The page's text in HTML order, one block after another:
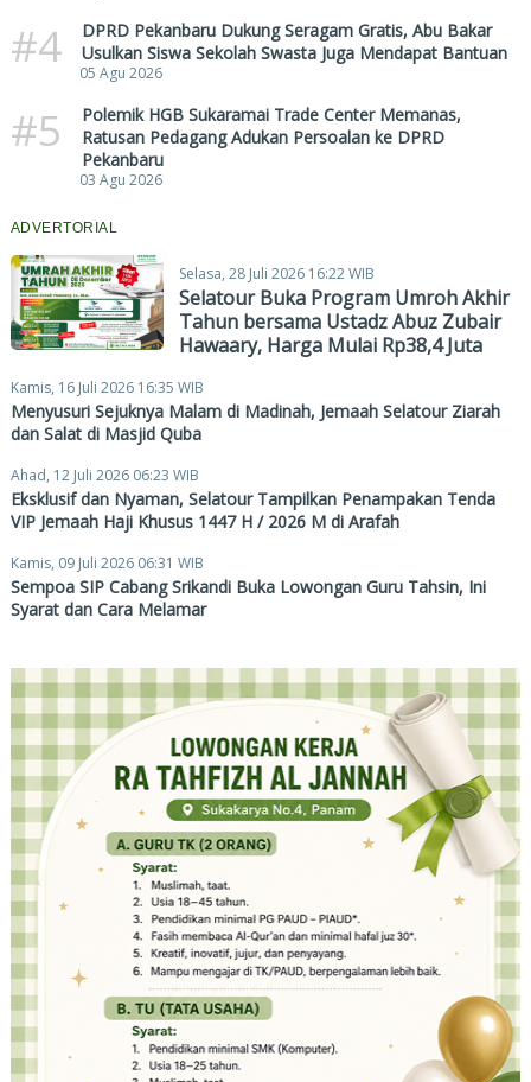
#4
DPRD Pekanbaru Dukung Seragam Gratis, Abu Bakar
Usulkan Siswa Sekolah Swasta Juga Mendapat Bantuan
05 Agu 2026
#5
Polemik HGB Sukaramai Trade Center Memanas,
Ratusan Pedagang Adukan Persoalan ke DPRD
Pekanbaru
03 Agu 2026
ADVERTORIAL
Selasa, 28 Juli 2026 16:22 WIB
Selatour Buka Program Umroh Akhir
Tahun bersama Ustadz Abuz Zubair
Hawaary, Harga Mulai Rp38,4 Juta
Kamis, 16 Juli 2026 16:35 WIB
Menyusuri Sejuknya Malam di Madinah, Jemaah Selatour Ziarah
dan Salat di Masjid Quba
Ahad, 12 Juli 2026 06:23 WIB
Eksklusif dan Nyaman, Selatour Tampilkan Penampakan Tenda
VIP Jemaah Haji Khusus 1447 H / 2026 M di Arafah
Kamis, 09 Juli 2026 06:31 WIB
Sempoa SIP Cabang Srikandi Buka Lowongan Guru Tahsin, Ini
Syarat dan Cara Melamar